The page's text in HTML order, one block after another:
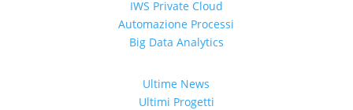
IWS Private Cloud
Automazione Processi
Big Data Analytics
Ultime News
Ultimi Progetti